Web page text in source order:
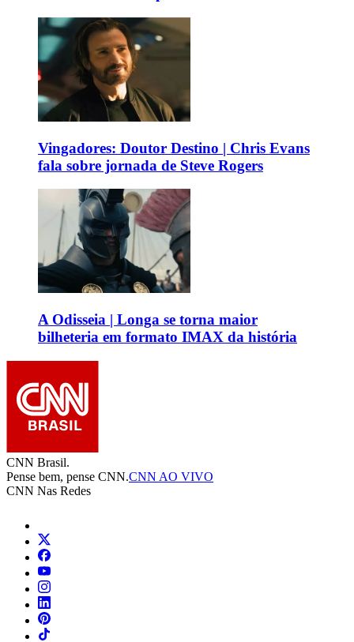
Vingadores: Doutor Destino | Chris Evans
fala sobre jornada de Steve Rogers
A Odisseia | Longa se torna maior
bilheteria em formato IMAX da história
CNN Brasil.
Pense bem, pense CNN.CNN AO VIVO
CNN Nas Redes